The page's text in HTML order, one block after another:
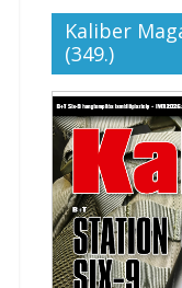
Kaliber
(349.)